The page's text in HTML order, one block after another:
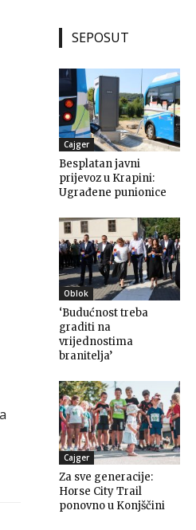
SEPOSUT
Cajger
Besplatan javni
prijevoz u Krapini:
Ugrađene punionice
Oblok
‘Budućnost treba
graditi na
vrijednostima
branitelja’
Cajger
Za sve generacije:
Horse City Trail
ponovno u Konjščini